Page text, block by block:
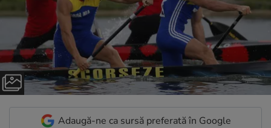
Adaugă-ne ca sursă preferată în Google